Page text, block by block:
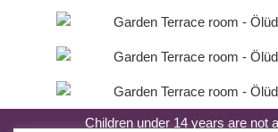
Children under 14 years are not